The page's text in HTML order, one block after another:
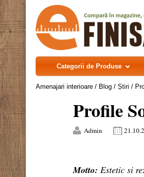
Categorii de Produse
Amenajari interioare / Blog / Știri /
Profile
Admin
Motto: Estetic si